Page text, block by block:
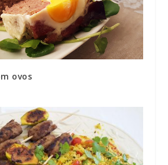
ovos